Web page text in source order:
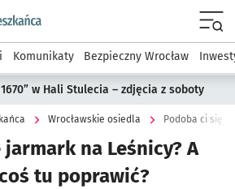
podserwis: Dla mieszkańca
Komunikaty Bezpieczny Wrocław
w Hali Stulecia – zdjęcia z soboty
Wrocławskie osiedla Podoba ci się
na Leśnicy? A
tu poprawić?